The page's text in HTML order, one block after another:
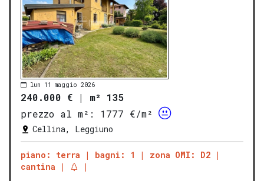
lun 11 maggio 2026
240.000 € | m² 135
prezzo al m²:
1777 €/m²
Cellina, Leggiuno
piano: terra bagni: 1
zona OMI: D2
cantina